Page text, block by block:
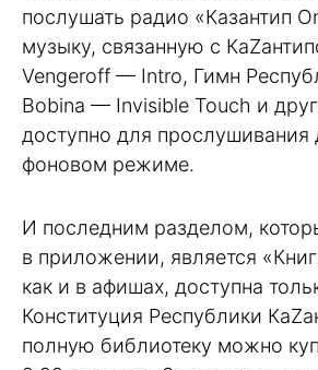
послушать радио «Казантип
музыку, связанную с
Vengeroff — Intro, Гимн
Bobina — Invisible Touch и
доступно для прослушивания
фоновом режиме.
И последним разделом,
в приложении, является
как и в афишах, доступна
Конституция Республики
полную библиотеку можно